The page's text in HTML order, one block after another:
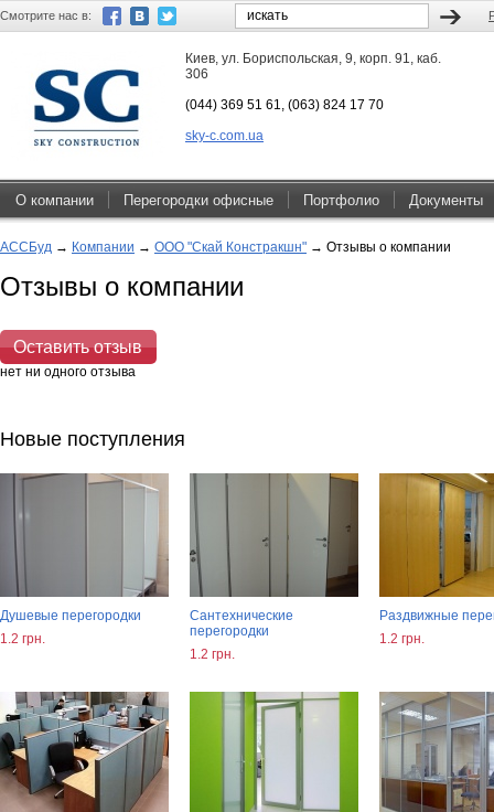
Смотрите нас в:
Киев, ул. Бориспольская, 9, корп. 91, каб.
306
(044) 369 51 61, (063) 824 17 70
sky-c.com.ua
О компании Перегородки офисные Портфолио Документы
АССБуд → Компании → ООО "Скай Констракшн" → Отзывы о компании
Отзывы о компании
Оставить отзыв
нет ни одного отзыва
Новые поступления
Душевые перегородки
1.2 грн.
Сантехнические
перегородки
1.2 грн.
Раздвижные
1.2 грн.